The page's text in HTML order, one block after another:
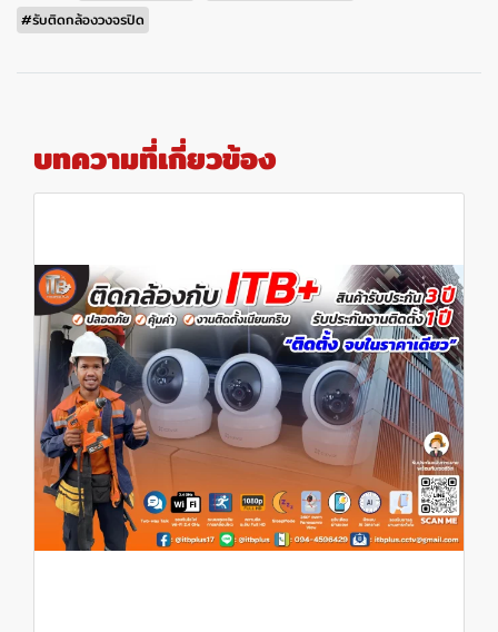
#รับติดกล้องวงจรปิด
บทความที่เกี่ยวข้อง